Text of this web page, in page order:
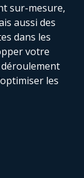
sur-mesure,
aussi des
dans les
votre
les